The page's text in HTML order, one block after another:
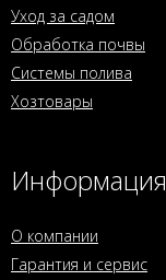
Уход за садом
Обработка почвы
Системы полива
Хозтовары
Информация
О компании
Гарантия и сервис